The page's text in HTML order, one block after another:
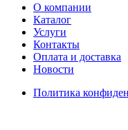
О компании
Каталог
Услуги
Контакты
Оплата и доставка
Новости
Политика